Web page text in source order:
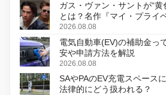
ガス・ヴァン・サントが“
とは？名作『マイ・プライ
初のデジタルリマスター版で
2026.08.08
電気自動車(EV)の補助金っ
安や申請方法を解説
2026.08.08
SAやPAのEV充電スペース
法律的にどう扱われる？